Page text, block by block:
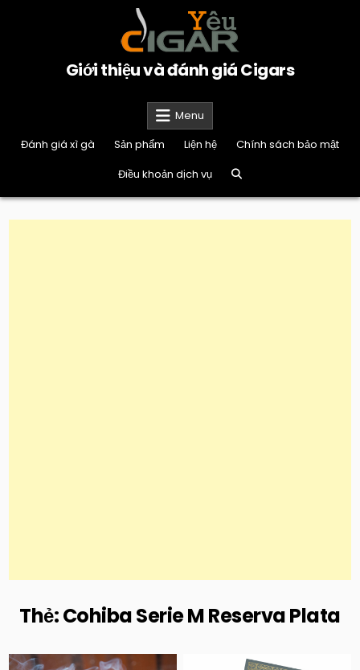
Giới thiệu và đánh giá Cigars
Menu
Đánh giá xì gà
Sản phẩm Liện hệ
Chính sách bảo mật
Điều khoản dịch vụ
Thẻ:Cohiba Serie M Reserva Plata